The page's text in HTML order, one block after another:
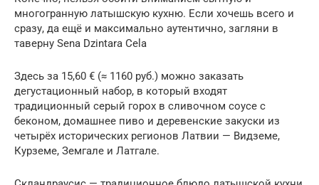
многогранную латышскую кухню. Если хочешь всего и
сразу, да ещё и максимально аутентично, загляни в
таверну Sena Dzintara Cela
Здесь за 15,60 € (≈ 1160 руб.) можно заказать
дегустационный набор, в который входят
традиционный серый горох в сливочном соусе с
беконом, домашнее пиво и деревенские закуски из
четырёх исторических регионов Латвии — Видземе,
Курземе, Земгале и Латгале.